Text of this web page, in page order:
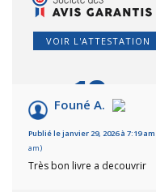
VOIR L'ATTESTATION
10 /10
Basé sur 6 avis
Founé A.
Publié le janvier 29, 2026 à 7:19 am
am)
Très bon livre a decouvrir